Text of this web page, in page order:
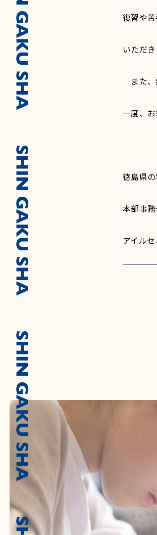
復習や
いただ
また、
一度、
徳島県
本部事
アイル